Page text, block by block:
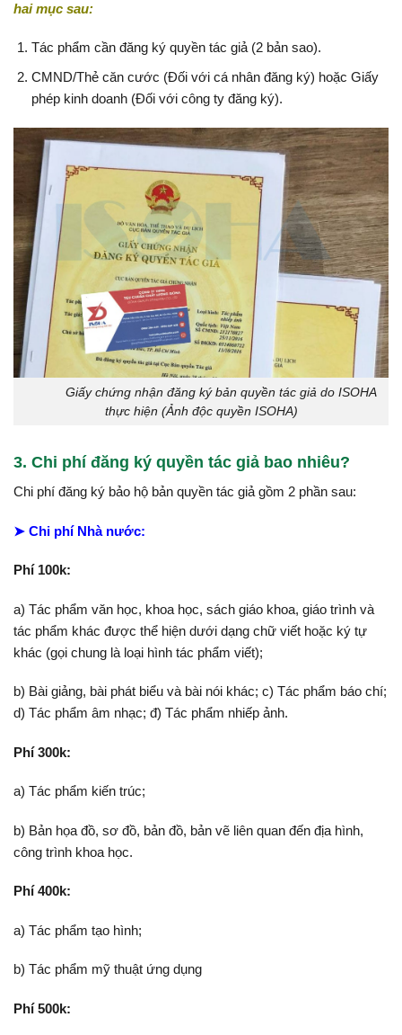
hai mục sau:
Tác phẩm cần đăng ký quyền tác giả (2 bản sao).
CMND/Thẻ căn cước (Đối với cá nhân đăng ký) hoặc Giấy
phép kinh doanh (Đối với công ty đăng ký).
Giấy chứng nhận đăng ký bản quyền tác giả do ISOHA
thực hiện (Ảnh độc quyền ISOHA)
3. Chi phí đăng ký quyền tác giả bao nhiêu?
Chi phí đăng ký bảo hộ bản quyền tác giả gồm 2 phần sau:
➤ Chi phí Nhà nước:
Phí 100k:
a) Tác phẩm văn học, khoa học, sách giáo khoa, giáo trình và
tác phẩm khác được thể hiện dưới dạng chữ viết hoặc ký tự
khác (gọi chung là loại hình tác phẩm viết);
b) Bài giảng, bài phát biểu và bài nói khác; c) Tác phẩm báo chí;
d) Tác phẩm âm nhạc; đ) Tác phẩm nhiếp ảnh.
Phí 300k:
a) Tác phẩm kiến trúc;
b) Bản họa đồ, sơ đồ, bản đồ, bản vẽ liên quan đến địa hình,
công trình khoa học.
Phí 400k:
a) Tác phẩm tạo hình;
b) Tác phẩm mỹ thuật ứng dụng
Phí 500k: